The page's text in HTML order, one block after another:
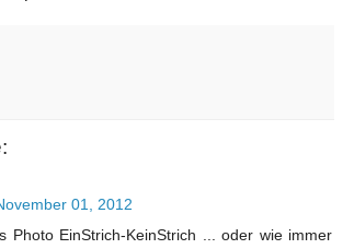
01, 2012
Photo EinStrich-KeinStrich ... oder wie immer